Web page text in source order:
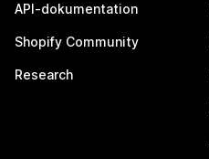
API-dokumentation
Shopify Community
Research